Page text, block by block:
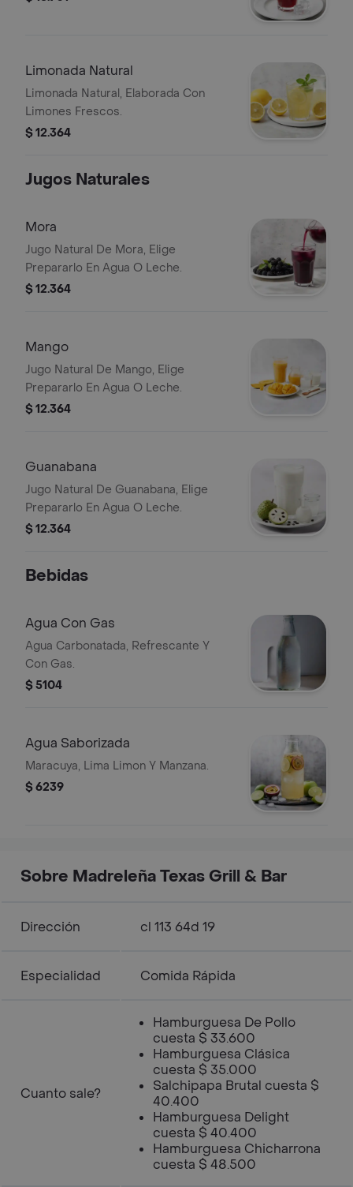
Limonada Natural
Limonada Natural, Elaborada Con
Limones Frescos.
$ 12.364
Jugos Naturales
Mora
Jugo Natural De Mora, Elige
Prepararlo En Agua O Leche.
$ 12.364
Mango
Jugo Natural De Mango, Elige
Prepararlo En Agua O Leche.
$ 12.364
Guanabana
Jugo Natural De Guanabana, Elige
Prepararlo En Agua O Leche.
$ 12.364
Bebidas
Agua Con Gas
Agua Carbonatada, Refrescante Y
Con Gas.
$ 5104
Agua Saborizada
Maracuya, Lima Limon Y Manzana.
$ 6239
Sobre Madreleña Texas Grill & Bar
Dirección cl 113 64d 19
Especialidad Comida Rápida
Cuanto sale?
Hamburguesa De Pollo
cuesta $ 33.600
Hamburguesa Clásica
cuesta $ 35.000
Salchipapa Brutal cuesta $
40.400
Hamburguesa Delight
cuesta $ 40.400
Hamburguesa Chicharrona
cuesta $ 48.500